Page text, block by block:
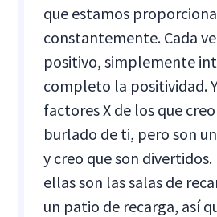
que estamos
constantemente. Cada
positivo, simplemente
completo la positividad.
factores X de los que
burlado de ti, pero son
y creo que son
ellas son las salas de
un patio de recarga, así